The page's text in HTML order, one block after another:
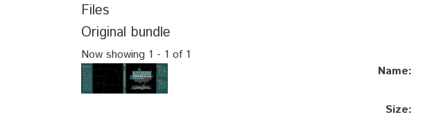
Files
Original bundle
Now showing 1 - 1 of 1
Name:
Size: